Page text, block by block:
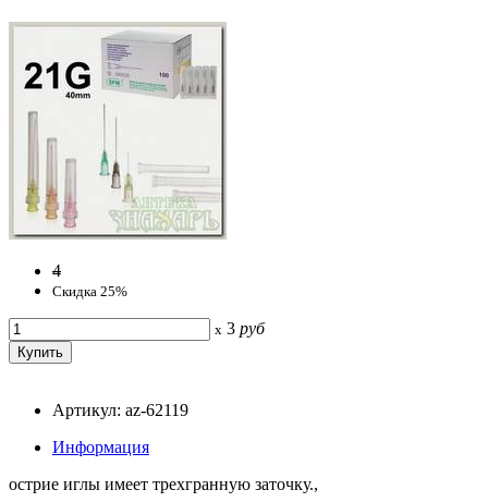
4
Скидка 25%
x 3 руб
Артикул: az-62119
Информация
острие иглы имеет трехгранную заточку.,